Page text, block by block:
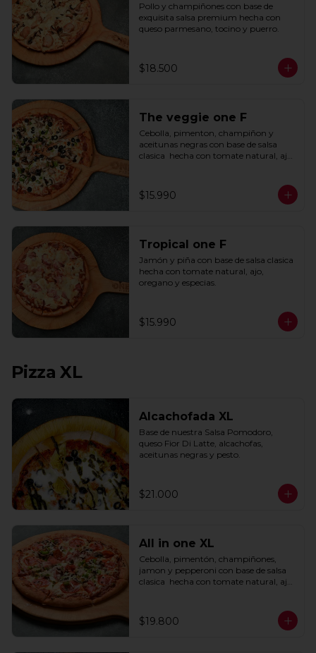
Pollo y champiñones con base de
exquisita salsa premium hecha con
queso parmesano, tocino y puerro.
$18.500
The veggie one F
Cebolla, pimenton, champiñon y
aceitunas negras con base de salsa
clasica  hecha con tomate natural, ajo,
$15.990
Tropical one F
Jamón y piña con base de salsa clasica
hecha con tomate natural, ajo,
oregano y especias.
$15.990
Pizza XL
Alcachofada XL
Base de nuestra Salsa Pomodoro,
queso Fior Di Latte, alcachofas,
aceitunas negras y pesto.
$21.000
All in one XL
Cebolla, pimentón, champiñones,
jamon y pepperoni con base de salsa
clasica  hecha con tomate natural, ajo,
$19.800